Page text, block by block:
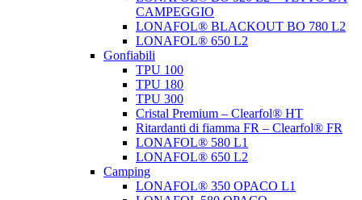
CAMPEGGIO
LONAFOL® BLACKOUT BO 780 L2
LONAFOL® 650 L2
Gonfiabili
TPU 100
TPU 180
TPU 300
Cristal Premium – Clearfol® HT
Ritardanti di fiamma FR – Clearfol® FR
LONAFOL® 580 L1
LONAFOL® 650 L2
Camping
LONAFOL® 350 OPACO L1